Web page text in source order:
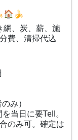
網、炭、薪、施
費、清掃代込
み）
当日に要Tell。
のみ可。確定は